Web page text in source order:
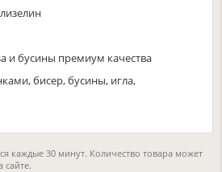
и бусины премиум качества
бисер, бусины, игла,
каждые 30 минут. Количество товара может
сайте.